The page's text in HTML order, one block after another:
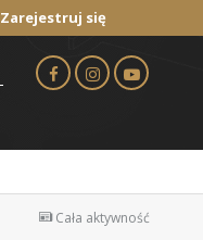
Zarejestruj się
Cała aktywność